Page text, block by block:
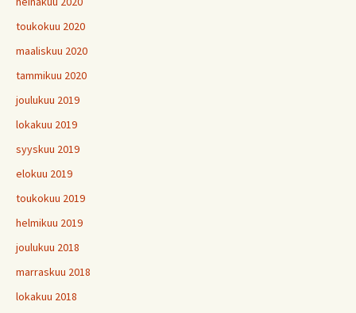
toukokuu 2020
maaliskuu 2020
tammikuu 2020
joulukuu 2019
lokakuu 2019
syyskuu 2019
elokuu 2019
toukokuu 2019
helmikuu 2019
joulukuu 2018
marraskuu 2018
lokakuu 2018